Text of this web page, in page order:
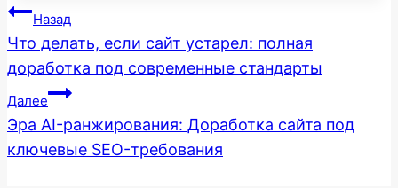
Навигация
по
записям
Назад
Что делать, если сайт устарел: полная
доработка под современные стандарты
Далее
Эра AI-ранжирования: Доработка сайта под
ключевые SEO-требования